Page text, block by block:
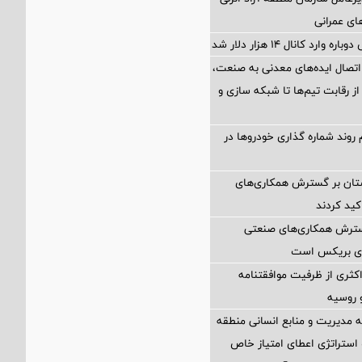
عمرانی
کانال ۱۴ هزار دلار شد
ایده‌های معدنی به صنعت،
رقابت تیم‌ها تا شبکه سازی و
روند شماره گذاری خودروها در
بر گسترش همکاری‌های
کردند
همکاری‌های صنعتی
بریکس است
از ظرفیت موافقتنامه
روسیه
مدیریت و منابع انسانی منطقه
اعطای امتیاز خاص